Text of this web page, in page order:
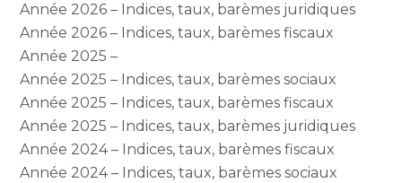
Année 2026 – Indices, taux, barèmes juridiques
Année 2026 – Indices, taux, barèmes fiscaux
Année 2025 –
Année 2025 – Indices, taux, barèmes sociaux
Année 2025 – Indices, taux, barèmes fiscaux
Année 2025 – Indices, taux, barèmes juridiques
Année 2024 – Indices, taux, barèmes fiscaux
Année 2024 – Indices, taux, barèmes sociaux